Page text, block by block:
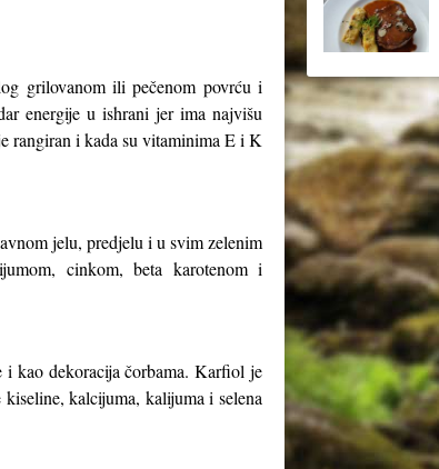
grilovanom ili pečenom povrću i
energije u ishrani jer ima najvišu
rangiran i kada su vitaminima E i K
jelu, predjelu i u svim zelenim
cinkom, beta karotenom i
i kao dekoracija čorbama. Karfiol je
kalcijuma, kalijuma i selena